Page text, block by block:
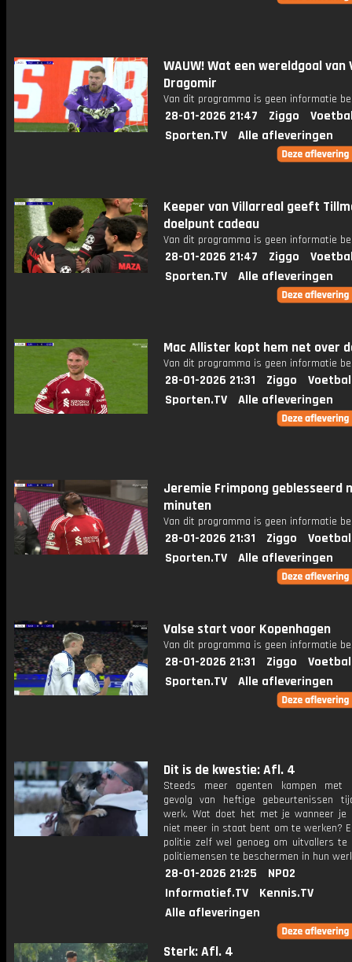
WAUW! Wat een wereldgoal van
Dragomir
Van dit programma is geen informatie
28-01-2026 21:47 Ziggo
Sporten.TV
Alle afleveringen
Keeper van Villarreal geeft
doelpunt cadeau
Van dit programma is geen informatie
28-01-2026 21:47 Ziggo
Sporten.TV
Alle afleveringen
Mac Allister kopt hem net over
Van dit programma is geen informatie
28-01-2026 21:31 Ziggo
Sporten.TV
Alle afleveringen
Jeremie Frimpong geblesseerd
minuten
Van dit programma is geen informatie
28-01-2026 21:31 Ziggo
Sporten.TV
Alle afleveringen
Valse start voor Kopenhagen
Van dit programma is geen informatie
28-01-2026 21:31 Ziggo
Sporten.TV
Alle afleveringen
Dit is de kwestie: Afl. 4
Steeds meer agenten kampen met
gevolg van heftige gebeurtenissen
werk. Wat doet het met je wanneer je
niet meer in staat bent om te werken?
politie zelf wel genoeg om uitvallers te
politiemensen te beschermen in hun
28-01-2026 21:25
NPO2
Informatief.TV
Kennis.TV
Alle afleveringen
Sterk: Afl. 4